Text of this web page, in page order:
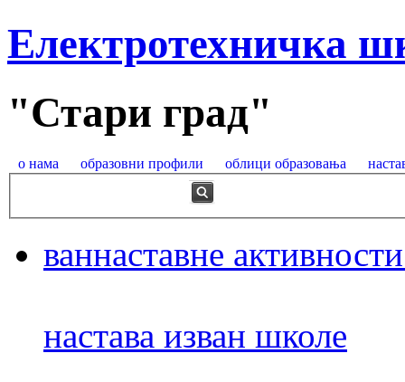
Електротехничка
"Стари град"
о нама образовни профили облици образовања
ваннаставне
настава изван школе